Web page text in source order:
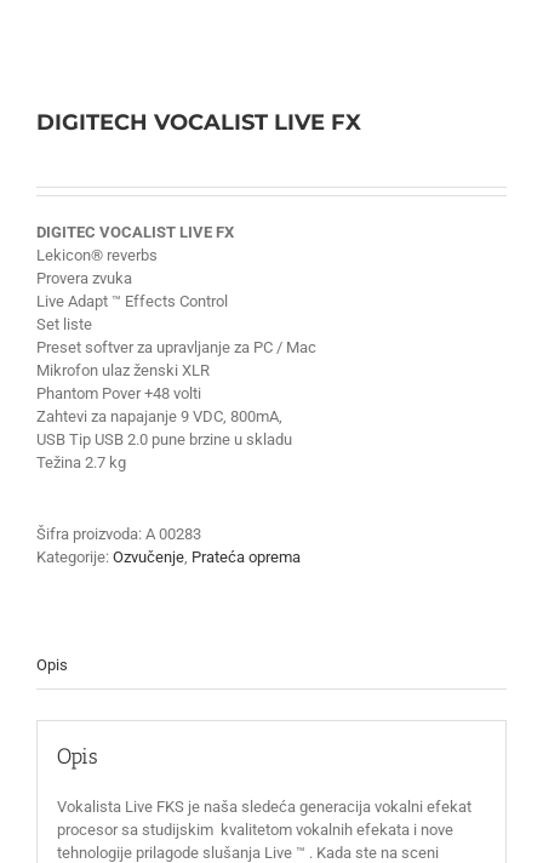
DIGITECH VOCALIST LIVE FX
DIGITEC VOCALIST LIVE FX
Lekicon® reverbs
Provera zvuka
Live Adapt ™ Effects Control
Set liste
Preset softver za upravljanje za PC / Mac
Mikrofon ulaz ženski XLR
Phantom Pover +48 volti
Zahtevi za napajanje 9 VDC, 800mA,
USB Tip USB 2.0 pune brzine u skladu
Težina 2.7 kg
Šifra proizvoda: A 00283
Kategorije: Ozvučenje, Prateća oprema
Opis
Opis
Vokalista Live FKS je naša sledeća generacija vokalni efekat
procesor sa studijskim kvalitetom vokalnih efekata i nove
tehnologije prilagode slušanja Live ™ . Kada ste na sceni